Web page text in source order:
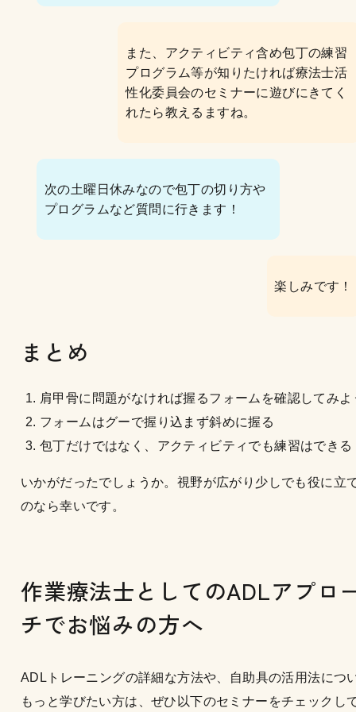
また、アクティビティ含め包丁の練習
プログラム等が知りたければ療法士活
性化委員会のセミナーに遊びにきてく
れたら教えるますね。
次の土曜日休みなので包丁の切り方や
プログラムなど質問に行きます！
楽しみです！
まとめ
肩甲骨に問題がなければ握るフォームを確認してみよ
フォームはグーで握り込まず斜めに握る
包丁だけではなく、アクティビティでも練習はできる
いかがだったでしょうか。視野が広がり少しでも役に立
のなら幸いです。
作業療法士としてのADLアプロ
チでお悩みの方へ
ADLトレーニングの詳細な方法や、自助具の活用法につ
もっと学びたい方は、ぜひ以下のセミナーをチェックし